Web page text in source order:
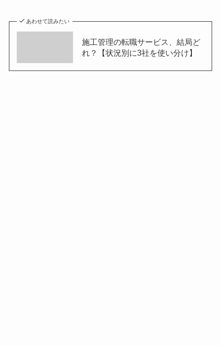
あわせて読みたい
施工管理の転職サービス、結局ど
れ？【状況別に3社を使い分け】